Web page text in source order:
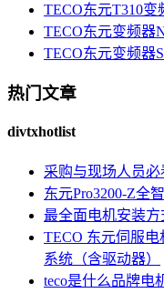
TECO东元T310变
TECO东元变频器
TECO东元变频器
热门文章
divtxhotlist
采购与现场人员
东元Pro3200-Z全
最全面电机安装方
TECO 东元伺服电
系统（含驱动器）
teco是什么品牌电